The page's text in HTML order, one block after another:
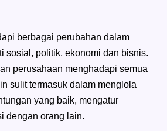
berbagai perubahan dalam
sosial, politik, ekonomi dan bisnis.
perusahaan menghadapi semua
sulit termasuk dalam menglola
yang baik, mengatur
dengan orang lain.